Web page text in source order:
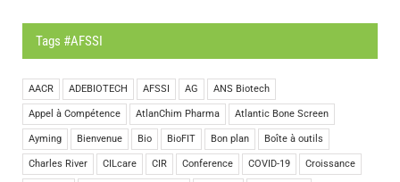
Tags #AFSSI
AACR ADEBIOTECH AFSSI AG ANS Biotech
Appel à Compétence AtlanChim Pharma Atlantic Bone Screen
Ayming Bienvenue Bio BioFIT Bon plan Boîte à outils
Charles River CILcare CIR Conference COVID-19 Croissance